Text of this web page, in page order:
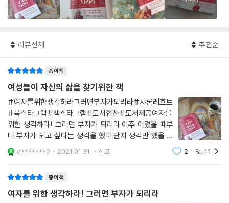
리뷰전체 추천순
종이책
여성들이 자신의 삶을 찾기위한 책
#여자를위한생각하라그러면부자가되리라#샤론레흐트
#북스타그램#책스타그램#도서협찬#도서제공여자를
위한 생각하라! 그러면 부자가 되리라.아주 어렸을 때부
터 부자가 되고 싶다는 생각을 했다.단지 생각만 했을 뿐
그 어떤 노력도 하지 않았다.그래서 지금 나는 이렇게 살
고 있는걸까?아무것도 모를 때는 그냥 돈이 많은 부자가
d*******0 2021.01.31. 신고 2 댓글1
종이책
여자를 위한 생각하라! 그러면 부자가 되리라